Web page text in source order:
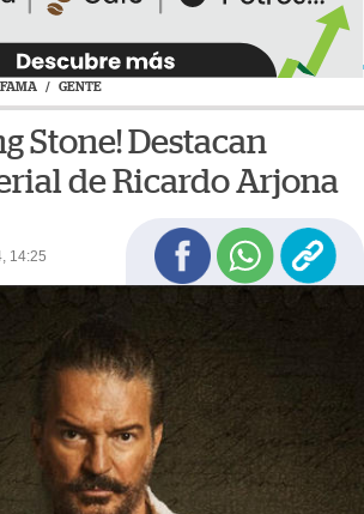
FAMA / GENTE
Stone! Destacan
de Ricardo Arjona
14:25